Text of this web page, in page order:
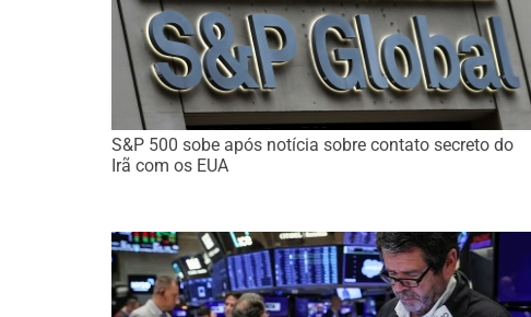
S&P 500 sobe após notícia sobre contato secreto do
Irã com os EUA